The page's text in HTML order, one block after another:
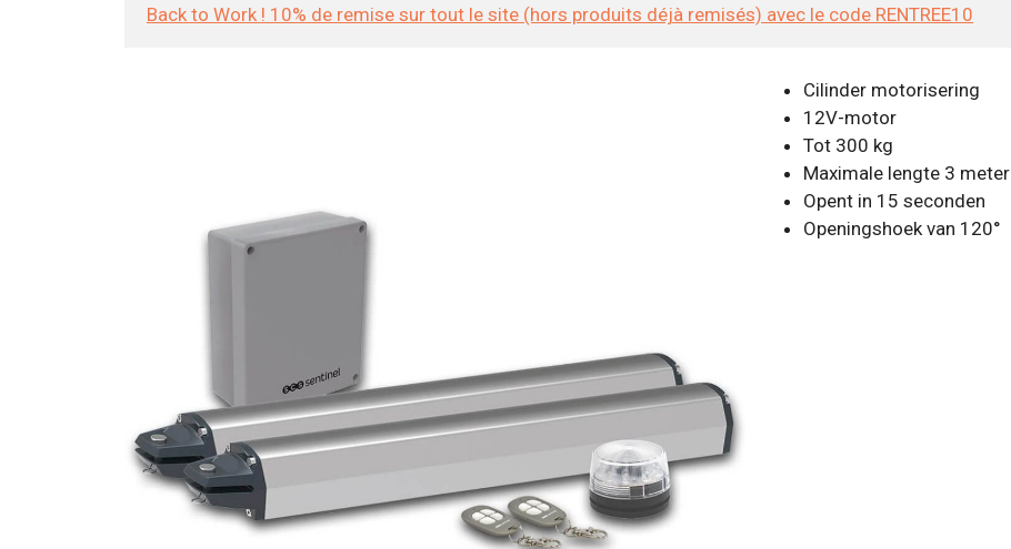
Back to Work ! 10% de remise sur tout le site (hors produits déjà remisés) avec le code RENTREE10
Cilinder motorisering
12V-motor
Tot 300 kg
Maximale lengte 3 meter
Opent in 15 seconden
Openingshoek van 120°